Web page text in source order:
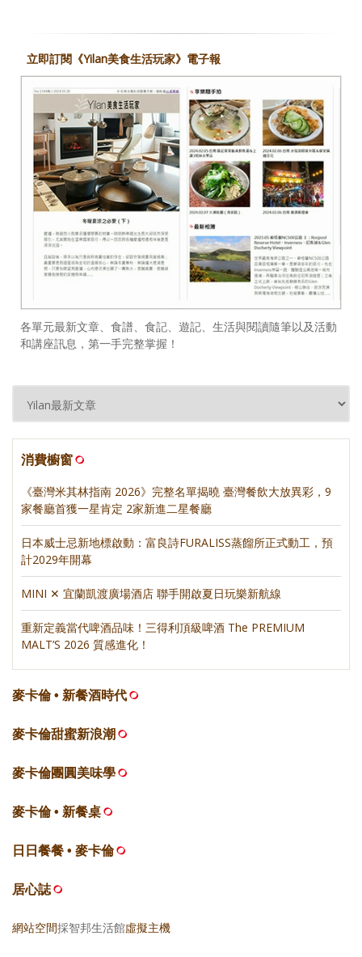
立即訂閱《Yilan美食生活玩家》電子報
各單元最新文章、食譜、食記、遊記、生活與閱讀隨筆以及活動
和講座訊息，第一手完整掌握！
消費櫥窗
《臺灣米其林指南 2026》完整名單揭曉 臺灣餐飲大放異彩，9
家餐廳首獲一星肯定 2家新進二星餐廳
日本威士忌新地標啟動：富良詩FURALISS蒸餾所正式動工，預
計2029年開幕
MINI ✕ 宜蘭凱渡廣場酒店 聯手開啟夏日玩樂新航線
重新定義當代啤酒品味！三得利頂級啤酒 The PREMIUM
MALT’S 2026 質感進化！
麥卡倫 • 新餐酒時代
麥卡倫甜蜜新浪潮
麥卡倫團圓美味學
麥卡倫 • 新餐桌
日日餐餐 • 麥卡倫
居心誌
網站空間採智邦生活館虛擬主機